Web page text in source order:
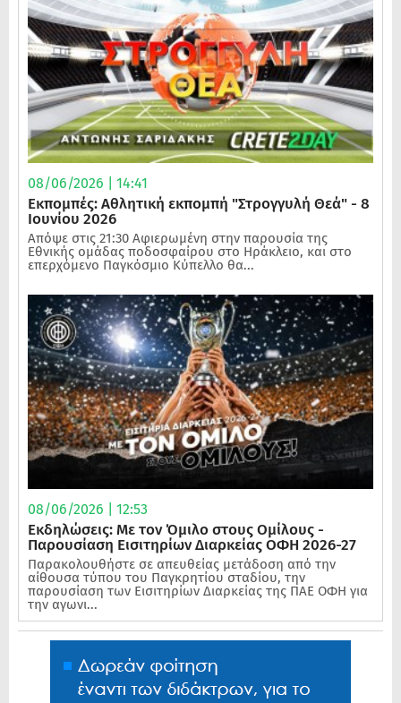
08/06/2026 | 14:41
Εκπομπές: Αθλητική εκπομπή "Στρογγυλή Θεά" - 8
Ιουνίου 2026
Απόψε στις 21:30 Αφιερωμένη στην παρουσία της
Εθνικής ομάδας ποδοσφαίρου στο Ηράκλειο, και στο
επερχόμενο Παγκόσμιο Κύπελλο θα...
08/06/2026 | 12:53
Εκδηλώσεις: Με τον Όμιλο στους Ομίλους -
Παρουσίαση Εισιτηρίων Διαρκείας ΟΦΗ 2026-27
Παρακολουθήστε σε απευθείας μετάδοση από την
αίθουσα τύπου του Παγκρητίου σταδίου, την
παρουσίαση των Εισιτηρίων Διαρκείας της ΠΑΕ ΟΦΗ για
την αγωνι...